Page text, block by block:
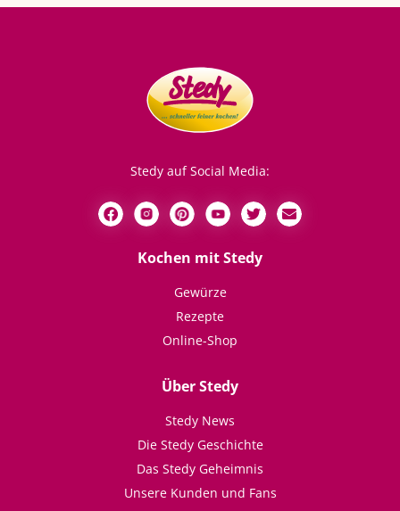
Stedy auf Social Media:
Kochen mit Stedy
Gewürze
Rezepte
Online-Shop
Über Stedy
Stedy News
Die Stedy Geschichte
Das Stedy Geheimnis
Unsere Kunden und Fans